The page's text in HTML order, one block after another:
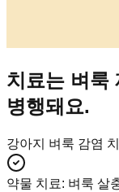
치료는 벼룩
병행돼요.
강아지 벼룩 감염
약물 치료: 벼룩 살